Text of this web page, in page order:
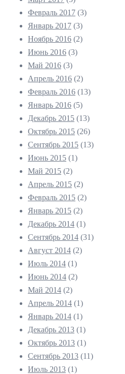
Февраль 2017 (3)
Январь 2017 (3)
Ноябрь 2016 (2)
Июнь 2016 (3)
Май 2016 (3)
Апрель 2016 (2)
Февраль 2016 (13)
Январь 2016 (5)
Декабрь 2015 (13)
Октябрь 2015 (26)
Сентябрь 2015 (13)
Июнь 2015 (1)
Май 2015 (2)
Апрель 2015 (2)
Февраль 2015 (2)
Январь 2015 (2)
Декабрь 2014 (1)
Сентябрь 2014 (31)
Август 2014 (2)
Июль 2014 (1)
Июнь 2014 (2)
Май 2014 (2)
Апрель 2014 (1)
Январь 2014 (1)
Декабрь 2013 (1)
Октябрь 2013 (1)
Сентябрь 2013 (11)
Июль 2013 (1)